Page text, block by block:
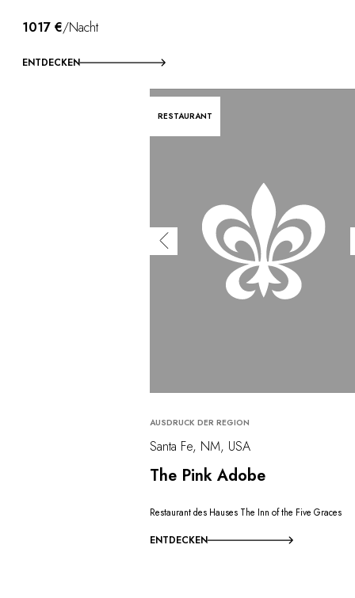
1017 €/Nacht
ENTDECKEN
RESTAURANT
AUSDRUCK DER REGION
Santa Fe, NM, USA
The Pink Adobe
Restaurant des Hauses The Inn of the Five Graces
ENTDECKEN